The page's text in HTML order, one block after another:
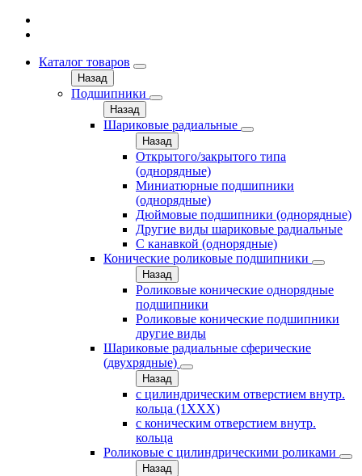
Каталог товаров
Назад
Подшипники
Назад
Шариковые радиальные
Назад
Открытого/закрытого типа
(однорядные)
Миниатюрные подшипники
(однорядные)
Дюймовые подшипники (однорядные)
Другие виды шариковые радиальные
С канавкой (однорядные)
Конические роликовые подшипники
Назад
Роликовые конические однорядные
подшипники
Роликовые конические подшипники
другие виды
Шариковые радиальные сферические
(двухрядные)
Назад
с цилиндрическим отверстием внутр.
кольца (1ХХХ)
с коническим отверстием внутр.
кольца
Роликовые с цилиндрическими роликами
Назад